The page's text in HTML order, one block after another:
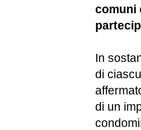
comuni
In
di
di un